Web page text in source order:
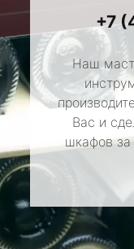
+7
Наш
Вас и
шкафов за